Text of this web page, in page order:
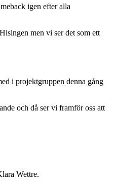
igen efter alla
men vi ser det som ett
i projektgruppen denna gång
och då ser vi framför oss att
Wettre.